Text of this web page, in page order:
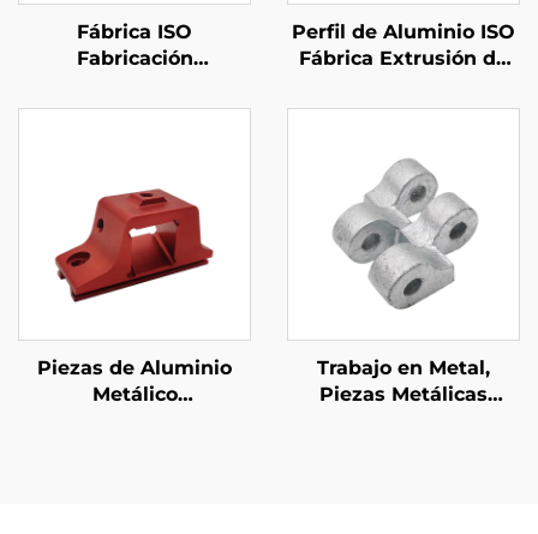
Fábrica ISO
Fabricación
Metales Acero /
Perfil de Aluminio ISO
Fábrica Extrusión de
Personalizada
Anodizado
Piezas de Aluminio
Metálico
Trabajo en Metal,
Piezas Metálicas